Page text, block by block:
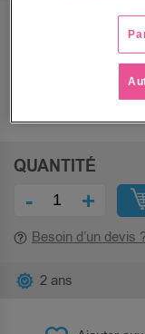
QUANTITÉ
- +
Besoin d’un devis
2 ans